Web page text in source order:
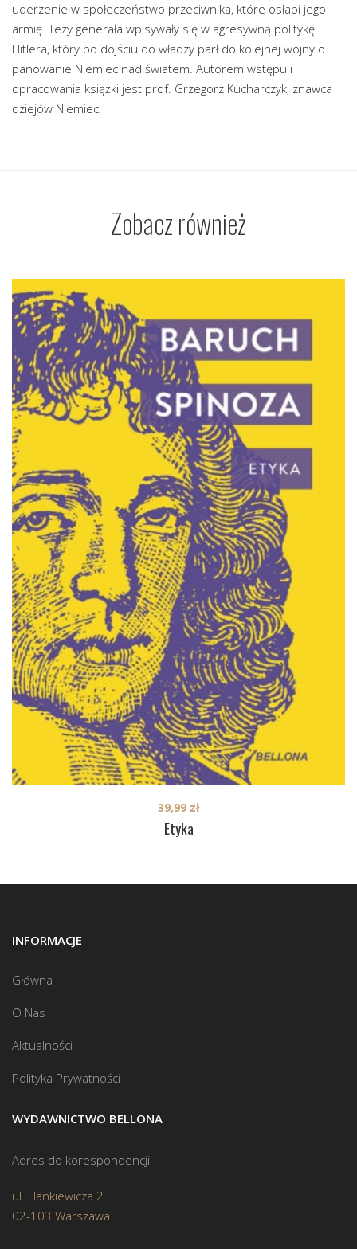
uderzenie w społeczeństwo przeciwnika, które osłabi jego
armię. Tezy generała wpisywały się w agresywną politykę
Hitlera, który po dojściu do władzy parł do kolejnej wojny o
panowanie Niemiec nad światem. Autorem wstępu i
opracowania książki jest prof. Grzegorz Kucharczyk, znawca
dziejów Niemiec.
Zobacz również
Etyka
39,99 zł
INFORMACJE
Główna
O Nas
Aktualności
Polityka Prywatności
WYDAWNICTWO BELLONA
Adres do korespondencji
ul. Hankiewicza 2
02-103 Warszawa